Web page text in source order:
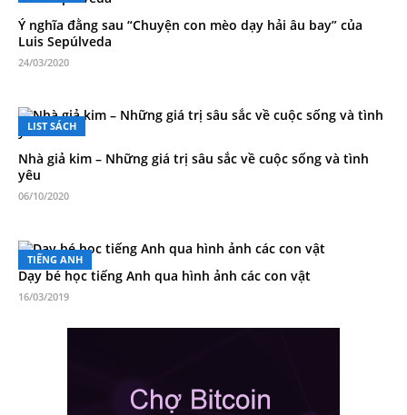
Ý nghĩa đằng sau “Chuyện con mèo dạy hải âu bay” của
Luis Sepúlveda
24/03/2020
LIST SÁCH
Nhà giả kim – Những giá trị sâu sắc về cuộc sống và tình
yêu
06/10/2020
TIẾNG ANH
Dạy bé học tiếng Anh qua hình ảnh các con vật
16/03/2019